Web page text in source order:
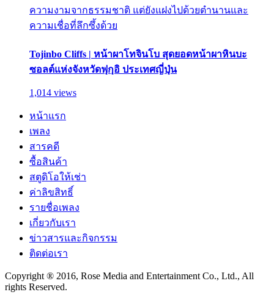
ความงามจากธรรมชาติ แต่ยังแฝงไปด้วยตำนานและ
ความเชื่อที่ลึกซึ้งด้วย
Tojinbo Cliffs | หน้าผาโทจินโบ สุดยอดหน้าผาหินบะ
ซอลต์แห่งจังหวัดฟุกุอิ ประเทศญี่ปุ่น
1,014 views
หน้าแรก
เพลง
สารคดี
ซื้อสินค้า
สตูดิโอให้เช่า
ค่าลิขสิทธิ์
รายชื่อเพลง
เกี่ยวกับเรา
ข่าวสารและกิจกรรม
ติดต่อเรา
Copyright ® 2016, Rose Media and Entertainment Co., Ltd., All
rights Reserved.